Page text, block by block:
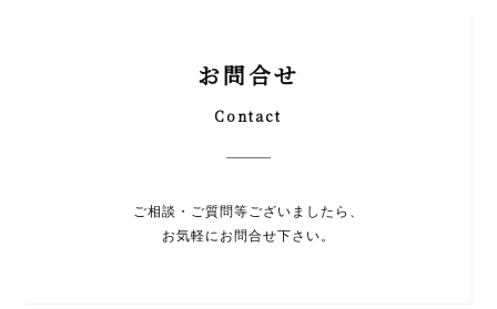
お問合せ
Contact
ご相談・ご質問等ございましたら、
お気軽にお問合せ下さい。